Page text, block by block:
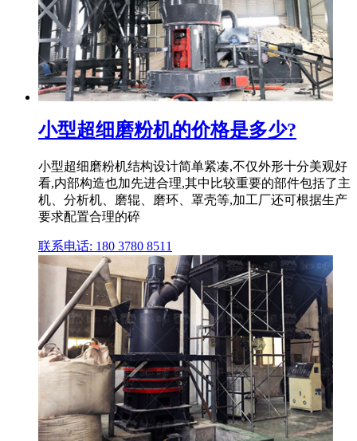
小型超细磨粉机的价格是多少?
小型超细磨粉机结构设计简单紧凑,不仅外形十分美观好
看,内部构造也加先进合理,其中比较重要的部件包括了主
机、分析机、磨辊、磨环、罩壳等,加工厂还可根据生产
要求配置合理的碎
联系电话: 180 3780 8511